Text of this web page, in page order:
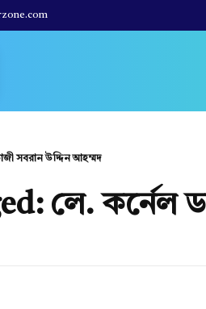
সবরান উদ্দিন আহম্মদ
লে. কর্নেল